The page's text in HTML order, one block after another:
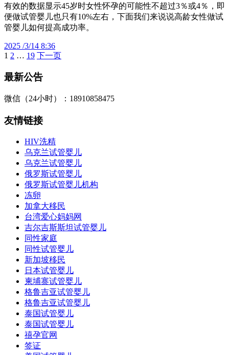
有效的数据显示45岁时女性怀孕的可能性不超过3％或4％，即
便做试管婴儿也只有10%左右，下面我们来说说高龄女性做试
管婴儿如何提高成功率。
2025 /3/14 8:36
文
章
页
1 2 … 19 下一页
最新公告
微信（24小时）：18910858475
友情链接
HIV洗精
乌克兰试管婴儿
乌克兰试管婴儿
俄罗斯试管婴儿
俄罗斯试管婴儿机构
冻卵
加拿大移民
台湾爱心妈妈网
吉尔吉斯斯坦试管婴儿
同性家庭
同性试管婴儿
新加坡移民
日本试管婴儿
柬埔寨试管婴儿
格鲁吉亚试管婴儿
格鲁吉亚试管婴儿
泰国试管婴儿
泰国试管婴儿
禧孕官网
签证